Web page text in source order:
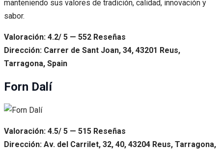
manteniendo sus valores de tradición, calidad, innovación y
sabor.
Valoración: 4.2/ 5 — 552 Reseñas
Dirección: Carrer de Sant Joan, 34, 43201 Reus,
Tarragona, Spain
Forn Dalí
Valoración: 4.5/ 5 — 515 Reseñas
Dirección: Av. del Carrilet, 32, 40, 43204 Reus, Tarragona,